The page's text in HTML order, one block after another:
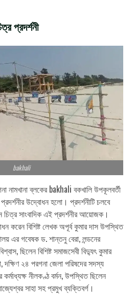
প্রদর্শনী
bakhali
নামখানা ব্লকের bakhali বকখালি উপকূলবর্তী
উদ্বোধন হলো। প্রদর্শনীটি চলবে
সাংবাদিক এই প্রদর্শনীর আয়োজক।
করেন বিশিষ্ট লেখক অপূর্ব কুমার দাস উপস্থিত
এর গবেষক ড. শান্তনু বেরা, লন্ডনের
ছিলেন বিশিষ্ট সমাজসেবী বিদ্যুৎ কুমার
দক্ষিণ ২৪ পরগনা জেলা পরিষদের সদস্য
নীলকণ্ঠ বর্মন, উপস্থিত ছিলেন
সাহা সহ প্রমুখ ব্যক্তিবর্গ।